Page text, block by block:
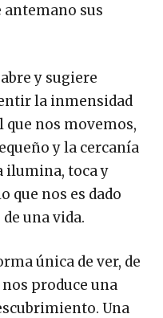
antemano sus
y sugiere
la inmensidad
que nos movemos,
y la cercanía
ilumina, toca y
que nos es dado
una vida.
única de ver, de
produce una
Una